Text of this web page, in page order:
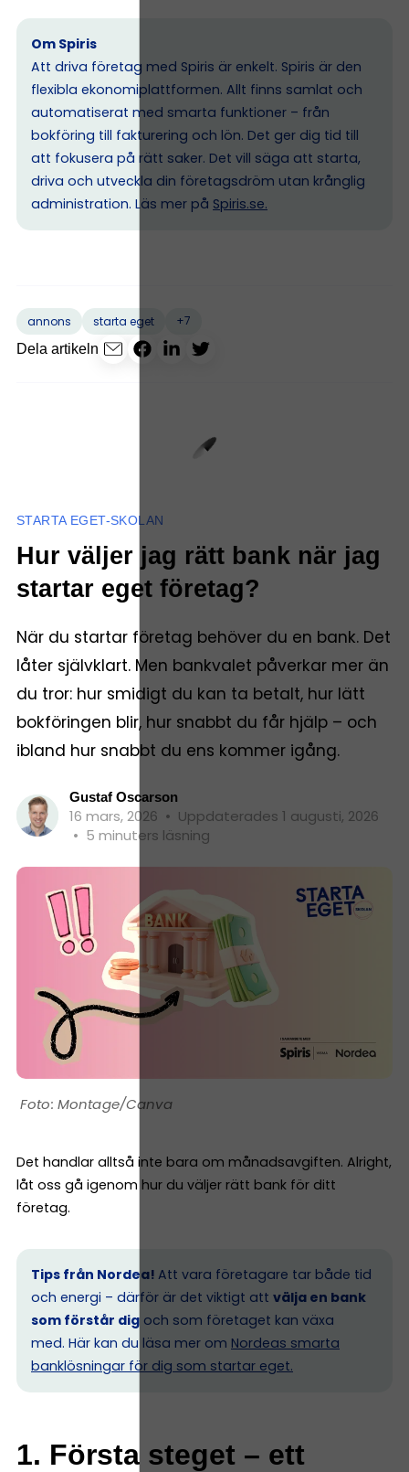
Om Spiris
Att driva företag med Spiris är enkelt. Spiris är den
flexibla ekonomiplattformen. Allt finns samlat och
automatiserat med smarta funktioner – från
bokföring till fakturering och lön. Det ger dig tid till
att fokusera på rätt saker. Det vill säga att starta,
driva och utveckla din företagsdröm utan krånglig
administration. Läs mer på Spiris.se.
annons starta eget
+7
Dela artikeln
STARTA EGET-SKOLAN
Hur väljer jag rätt bank när jag
startar eget företag?
När du startar företag behöver du en bank. Det
låter självklart. Men bankvalet påverkar mer än
du tror: hur smidigt du kan ta betalt, hur lätt
bokföringen blir, hur snabbt du får hjälp – och
ibland hur snabbt du ens kommer igång.
Gustaf Oscarson
16 mars, 2026 • Uppdaterades 1 augusti, 2026
• 5 minuters läsning
Montage/Canva
Det handlar alltså inte bara om månadsavgiften. Alright,
låt oss gå igenom hur du väljer rätt bank för ditt
företag.
Tips från Nordea! Att vara företagare tar både tid
och energi – därför är det viktigt att välja en bank
som förstår dig och som företaget kan växa
med. Här kan du läsa mer om Nordeas smarta
banklösningar för dig som startar eget.
1. Första steget – ett